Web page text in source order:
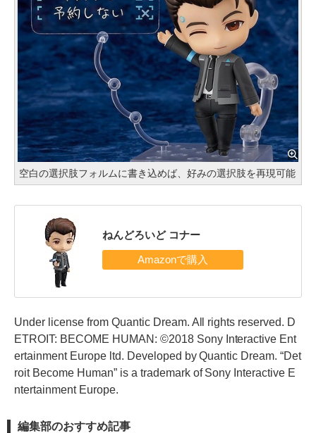
空白の選択肢フォルムに書き込めば、好みの選択肢を再現可能
ねんどろいど コナー
Under license from Quantic Dream. All rights reserved. D
ETROIT: BECOME HUMAN: ©2018 Sony Interactive Ent
ertainment Europe ltd. Developed by Quantic Dream. “Det
roit Become Human” is a trademark of Sony Interactive E
ntertainment Europe.
編集部のおすすめ記事